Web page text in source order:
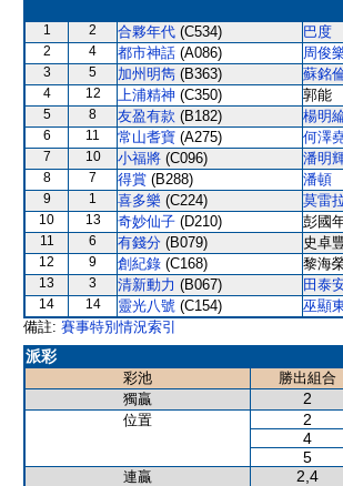
1 2 合夥年代 (C534) 巴度
2 4 都市神話 (A086) 周俊
3 5 加州明雋 (B363) 蘇銘
4 12 上浦精神 (C350) 郭能
5 8 友盈有款 (B182) 楊明
6 11 常山耆寶 (A275) 何澤
7 10 小福將 (C096) 潘明
8 7 得賞 (B288) 潘頓
9 1 喜多樂 (C224) 莫雷
10 13 奇妙仙子 (D210) 彭國
11 6 有錢分 (B079) 史卓
12 9 創紀錄 (C168) 黎海
13 3 清新動力 (B067) 田泰
14 14 靈光八號 (C154) 巫顯
備註: 賽事特別情況索引
派彩
彩池 勝出組合
獨贏
2
位置 2
4
5
連贏 2,4